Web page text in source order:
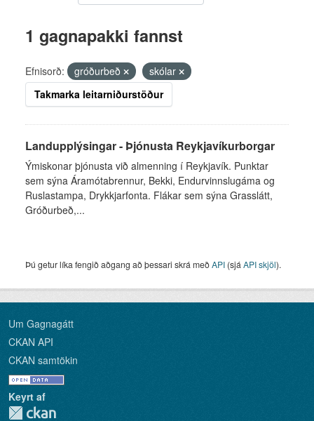
1 gagnapakki fannst
Efnisorð: gróðurbeð
skólar
Takmarka leitarniðurstöður
Landupplýsingar - Þjónusta Reykjavíkurborgar
Ýmiskonar þjónusta við almenning í Reykjavík. Punktar
sem sýna Áramótabrennur, Bekki, Endurvinnslugáma og
Ruslastampa, Drykkjarfonta. Flákar sem sýna Grasslátt,
Gróðurbeð,...
Þú getur líka fengið aðgang að þessari skrá meðAPI (sjá API skjöl).
Um Gagnagátt
CKAN API
CKAN samtökin
Keyrt af